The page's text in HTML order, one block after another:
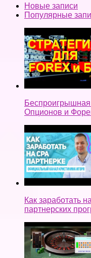
Новые записи
Популярные
Опционов и
Как заработать
партнерских